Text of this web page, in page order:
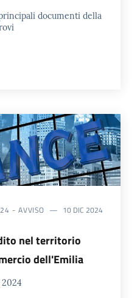
documenti della
- AVVISO 10 DIC 2024
nel territorio
dell'Emilia